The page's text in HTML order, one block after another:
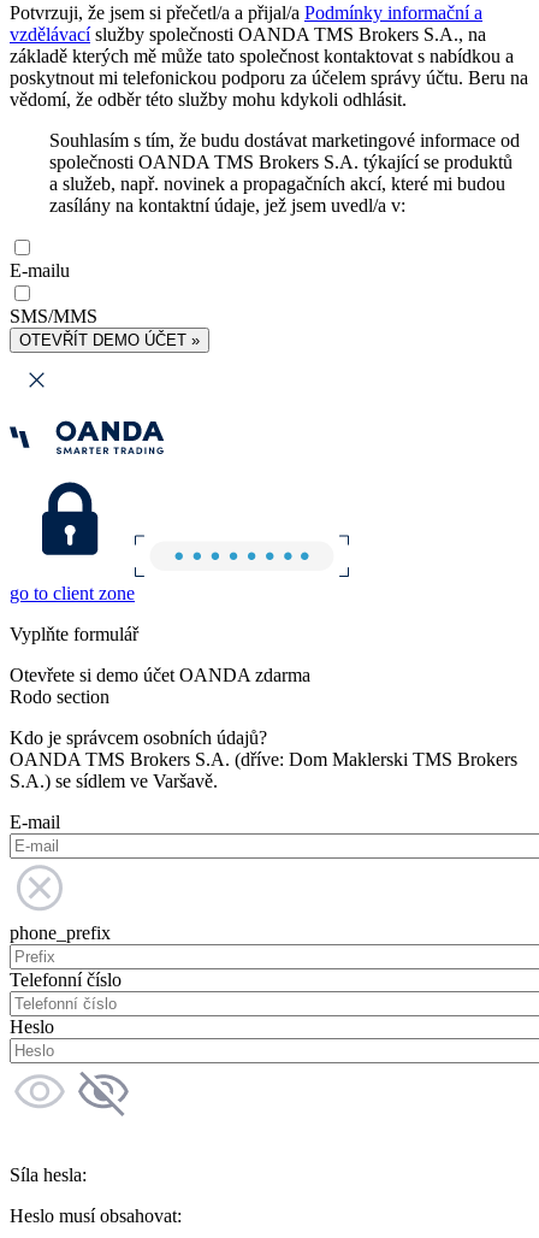
Potvrzuji, že jsem si přečetl/a a přijal/a Podmínky informační a
vzdělávacíslužby společnosti OANDA TMS Brokers S.A., na
základě kterých mě může tato společnost kontaktovat s nabídkou a
poskytnout mi telefonickou podporu za účelem správy účtu. Beru na
vědomí, že odběr této služby mohu kdykoli odhlásit.
Souhlasím s tím, že budu dostávat marketingové informace od
společnosti OANDA TMS Brokers S.A. týkající se produktů
a služeb, např. novinek a propagačních akcí, které mi budou
zasílány na kontaktní údaje, jež jsem uvedl/a v:
E-mailu
SMS/MMS
OTEVŘÍT DEMO ÚČET »
go to client zone
Vyplňte formulář
Otevřete si demo účet OANDA zdarma
Rodo section
Kdo je správcem osobních údajů?
OANDA TMS Brokers S.A. (dříve: Dom Maklerski TMS Brokers
S.A.) se sídlem ve Varšavě.
E-mail
phone_prefix
Telefonní číslo
Heslo
Síla hesla:
Heslo musí obsahovat: